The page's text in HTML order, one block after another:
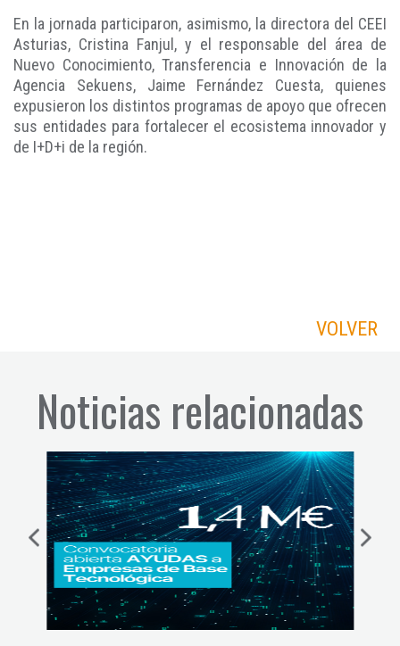
En la jornada participaron, asimismo, la directora del CEEI
Asturias, Cristina Fanjul, y el responsable del área de
Nuevo Conocimiento, Transferencia e Innovación de la
Agencia Sekuens, Jaime Fernández Cuesta, quienes
expusieron los distintos programas de apoyo que ofrecen
sus entidades para fortalecer el ecosistema innovador y
de I+D+i de la región.
VOLVER
Noticias relacionadas